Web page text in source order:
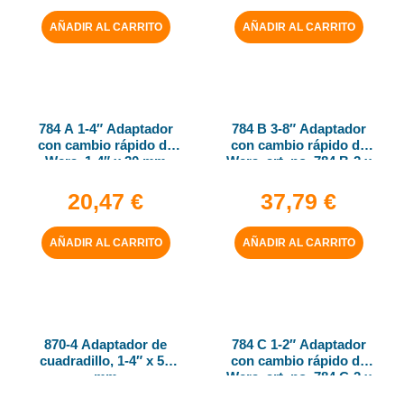
AÑADIR AL CARRITO AÑADIR AL CARRITO
784 A 1-4″ Adaptador
con cambio rápido de
Wera, 1-4″ x 30 mm
20,47 €
AÑADIR AL CARRITO
784 B 3-8″ Adaptador
con cambio rápido de
Wera, art. no. 784 B-2 x
37,79 €
AÑADIR AL CARRITO
870-4 Adaptador de
cuadradillo, 1-4″ x 50
mm
784 C 1-2″ Adaptador
con cambio rápido de
Wera, art. no. 784 C-2 x